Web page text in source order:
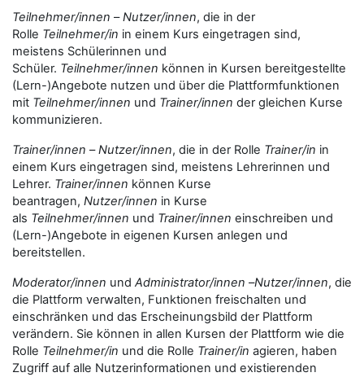
Teilnehmer/innen –Nutzer/innen, die in der
Rolle Teilnehmer/in in einem Kurs eingetragen sind,
meistens Schülerinnen und
Schüler. Teilnehmer/innen können in Kursen bereitgestellte
(Lern-)Angebote nutzen und über die Plattformfunktionen
mit Teilnehmer/innen und Trainer/innen der gleichen Kurse
kommunizieren.
Trainer/innen –Nutzer/innen, die in der Rolle Trainer/in in
einem Kurs eingetragen sind, meistens Lehrerinnen und
Lehrer. Trainer/innen können Kurse
beantragen, Nutzer/innen in Kurse
als Teilnehmer/innen und Trainer/innen einschreiben und
(Lern-)Angebote in eigenen Kursen anlegen und
bereitstellen.
Moderator/innen und Administrator/innen –Nutzer/innen, die
die Plattform verwalten, Funktionen freischalten und
einschränken und das Erscheinungsbild der Plattform
verändern. Sie können in allen Kursen der Plattform wie die
Rolle Teilnehmer/in und die Rolle Trainer/in agieren, haben
Zugriff auf alle Nutzerinformationen und existierenden